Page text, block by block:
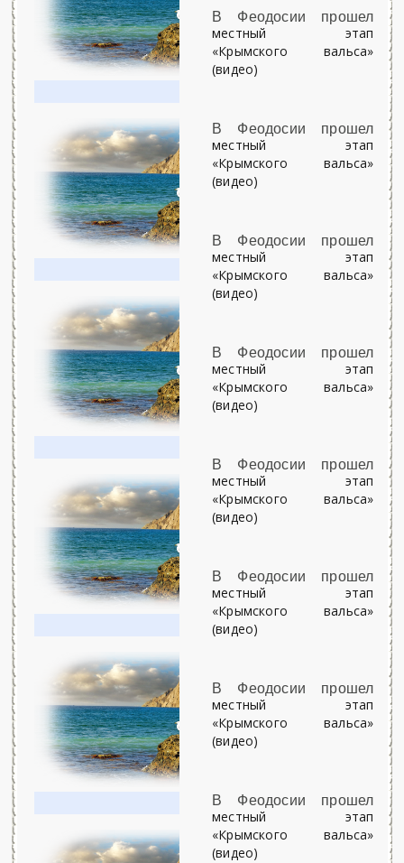
В Феодосии прошел
местный этап
«Крымского вальса»
(видео)
В Феодосии прошел
местный этап
«Крымского вальса»
(видео)
В Феодосии прошел
местный этап
«Крымского вальса»
(видео)
В Феодосии прошел
местный этап
«Крымского вальса»
(видео)
В Феодосии прошел
местный этап
«Крымского вальса»
(видео)
В Феодосии прошел
местный этап
«Крымского вальса»
(видео)
В Феодосии прошел
местный этап
«Крымского вальса»
(видео)
В Феодосии прошел
местный этап
«Крымского вальса»
(видео)